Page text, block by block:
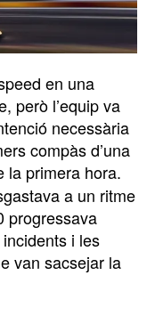
en una
però l’equip va
necessària
compàs d’una
la primera hora.
a un ritme
progressava
i les
van sacsejar la